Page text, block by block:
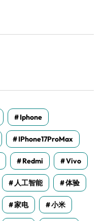
Iphone
IPhone17ProMax
Redmi Vivo
人工智能 体验
家电 小米